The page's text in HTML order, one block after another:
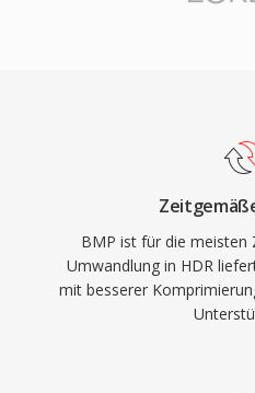
BMP ist für die
Umwandlung in HDR
mit besserer